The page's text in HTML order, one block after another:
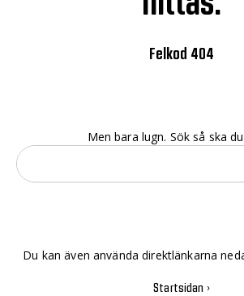
Felkod 404
Men bara lugn. Sök så ska
Du kan även använda direktlänkarna
Startsidan ›